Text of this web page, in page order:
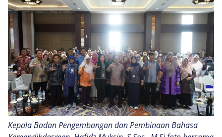
Kepala Badan Pengembangan dan Pembinaan Bahasa